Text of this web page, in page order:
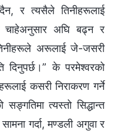
र त्यसैले तिनीहरूलाई
चाहेअनुसार अघि बढ्न र
अरूलाई जे-जसरी
दिनुपर्छ।” के परमेश्‍वरको
कसरी निराकरण गर्ने
त्यस्तो सिद्धान्त
गर्दा, मण्डली अगुवा र